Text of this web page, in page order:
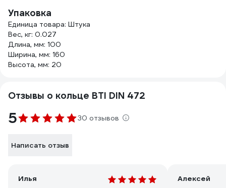
Упаковка
Единица товара: Штука
Вес, кг: 0.027
Длина, мм: 100
Ширина, мм: 160
Высота, мм: 20
Отзывы о кольце BTI DIN 472
5 30 отзывов
Написать отзыв
Илья Алексей